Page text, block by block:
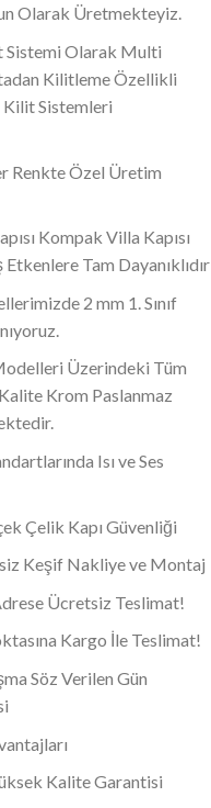
Olarak Üretmekteyiz.
Sistemi Olarak Multi
Kilitleme Özellikli
Sistemleri
Renkte Özel Üretim
Kompak Villa Kapısı
Tam Dayanıklıdır
2 mm 1. Sınıf
Üzerindeki Tüm
Krom Paslanmaz
Isı ve Ses
Çelik Kapı Güvenliği
Keşif Nakliye ve Montaj
Ücretsiz Teslimat!
Kargo İle Teslimat!
Söz Verilen Gün
Kalite Garantisi